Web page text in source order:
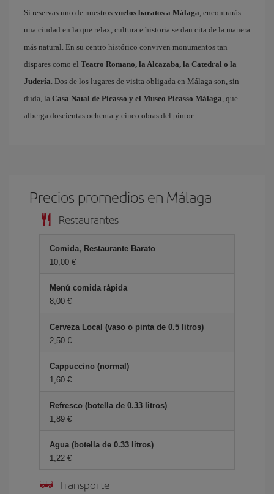
Si reservas uno de nuestros vuelos baratos a Málaga, encontrarás
una ciudad en la que relax, cultura e historia se dan cita de la manera
más natural. En su centro histórico conviven monumentos tan
dispares como el Teatro Romano, la Alcazaba, la Catedral o la
Judería. Dos de los lugares de visita obligada en Málaga son, sin
duda, la Casa Natal de Picasso y el Museo Picasso Málaga, que
alberga doscientas ochenta y cinco obras del pintor.
Precios promedios en Málaga
Restaurantes
Comida, Restaurante Barato
10,00 €
Menú comida rápida
8,00 €
Cerveza Local (vaso o pinta de 0.5 litros)
2,50 €
Cappuccino (normal)
1,60 €
Refresco (botella de 0.33 litros)
1,89 €
Agua (botella de 0.33 litros)
1,22 €
Transporte